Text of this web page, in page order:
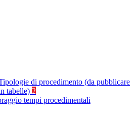
di procedimento (da pubblicare
tabelle) 2
tempi procedimentali